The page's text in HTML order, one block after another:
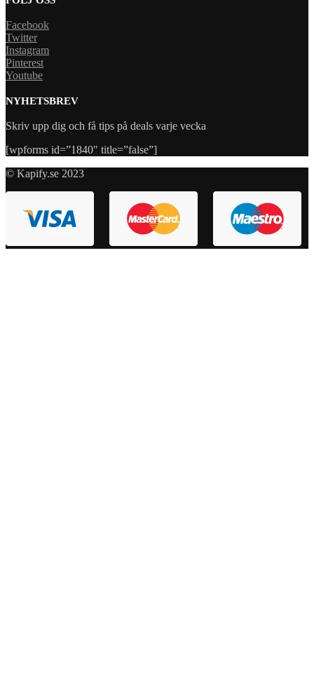
Facebook
Twitter
Instagram
Pinterest
Youtube
NYHETSBREV
Skriv upp dig och få tips på deals varje vecka
[wpforms id=”1840″ title=”false”]
© Kapify.se 2023